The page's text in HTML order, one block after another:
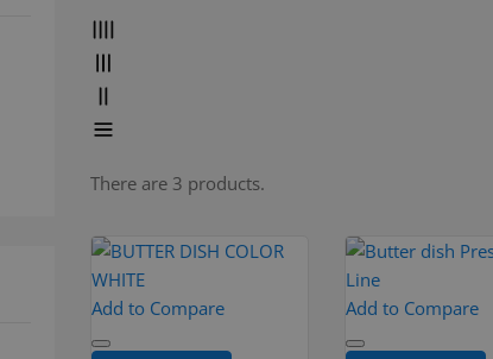
There are 3 products.
Add to Compare Add to Compare